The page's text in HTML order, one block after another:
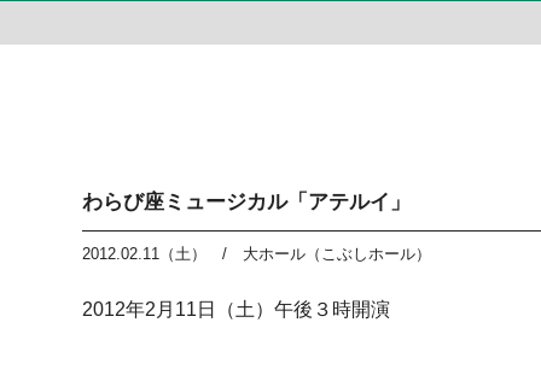
わらび座ミュージカル「アテルイ」
2012.02.11（土） / 大ホール（こぶしホール）
2012年2月11日（土）午後３時開演